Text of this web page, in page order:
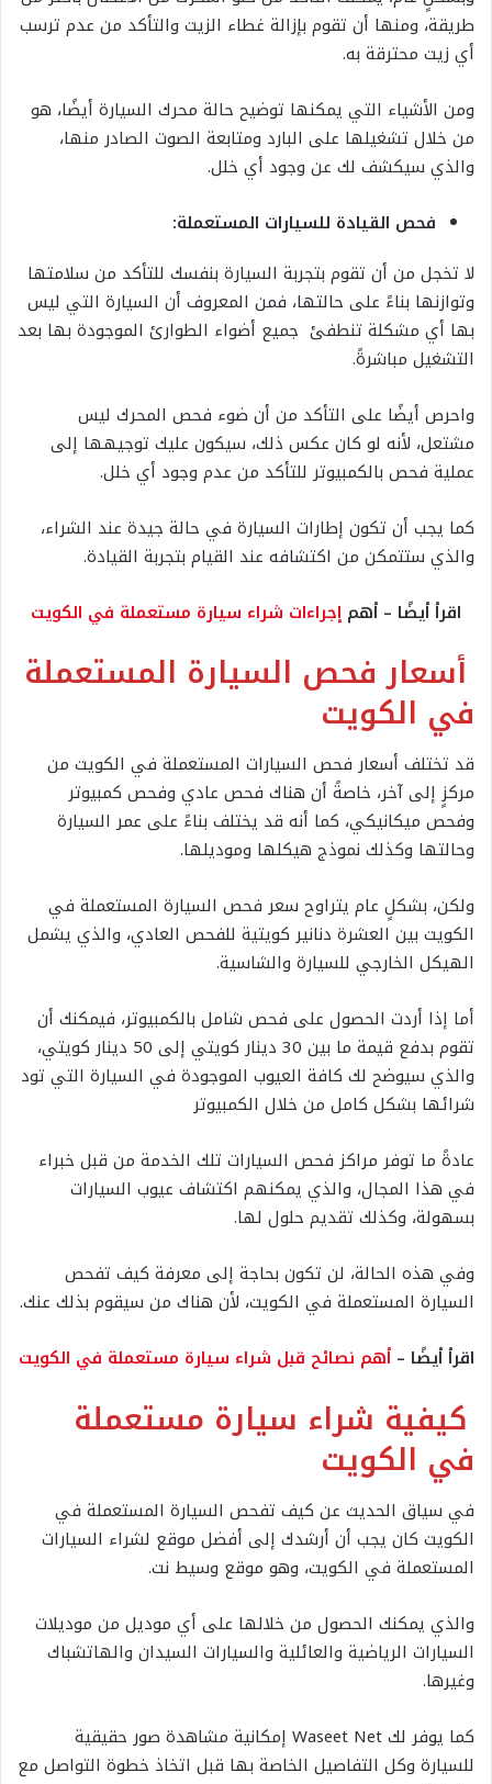
طريقة، ومنها أن تقوم بإزالة غطاء الزيت والتأكد من عدم ترسب
أي زيت محترقة به.
ومن الأشياء التي يمكنها توضيح حالة محرك السيارة أيضًا، هو
من خلال تشغيلها على البارد ومتابعة الصوت الصادر منها،
والذي سيكشف لك عن وجود أي خلل.
فحص القيادة للسيارات المستعملة:
لا تخجل من أن تقوم بتجربة السيارة بنفسك للتأكد من سلامتها
وتوازنها بناءً على حالتها، فمن المعروف أن السيارة التي ليس
بها أي مشكلة تنطفئ جميع أضواء الطوارئ الموجودة بها بعد
التشغيل مباشرةً.
واحرص أيضًا على التأكد من أن ضوء فحص المحرك ليس
مشتعل، لأنه لو كان عكس ذلك، سيكون عليك توجيهها إلى
عملية فحص بالكمبيوتر للتأكد من عدم وجود أي خلل.
كما يجب أن تكون إطارات السيارة في حالة جيدة عند الشراء،
والذي ستتمكن من اكتشافه عند القيام بتجربة القيادة.
اقرأ أيضًا – أهم إجراءات شراء سيارة مستعملة في الكويت
أسعار فحص السيارة المستعملة
في الكويت
قد تختلف أسعار فحص السيارات المستعملة في الكويت من
مركزٍ إلى آخر، خاصةً أن هناك فحص عادي وفحص كمبيوتر
وفحص ميكانيكي، كما أنه قد يختلف بناءً على عمر السيارة
وحالتها وكذلك نموذج هيكلها وموديلها.
ولكن، بشكلٍ عام يتراوح سعر فحص السيارة المستعملة في
الكويت بين العشرة دنانير كويتية للفحص العادي، والذي يشمل
الهيكل الخارجي للسيارة والشاسية.
أما إذا أردت الحصول على فحص شامل بالكمبيوتر، فيمكنك أن
تقوم بدفع قيمة ما بين 30 دينار كويتي إلى 50 دينار كويتي،
والذي سيوضح لك كافة العيوب الموجودة في السيارة التي تود
شرائها بشكل كامل من خلال الكمبيوتر
عادةً ما توفر مراكز فحص السيارات تلك الخدمة من قبل خبراء
في هذا المجال، والذي يمكنهم اكتشاف عيوب السيارات
بسهولة، وكذلك تقديم حلول لها.
وفي هذه الحالة، لن تكون بحاجة إلى معرفة كيف تفحص
السيارة المستعملة في الكويت، لأن هناك من سيقوم بذلك عنك.
اقرأ أيضًا –أهم نصائح قبل شراء سيارة مستعملة في الكويت
كيفية شراء سيارة مستعملة
في الكويت
في سياق الحديث عن كيف تفحص السيارة المستعملة في
الكويت كان يجب أن أرشدك إلى أفضل موقع لشراء السيارات
المستعملة في الكويت، وهو موقع وسيط نت.
والذي يمكنك الحصول من خلالها على أي موديل من موديلات
السيارات الرياضية والعائلية والسيارات السيدان والهاتشباك
وغيرها.
كما يوفر لك Waseet Net إمكانية مشاهدة صور حقيقية
للسيارة وكل التفاصيل الخاصة بها قبل اتخاذ خطوة التواصل مع